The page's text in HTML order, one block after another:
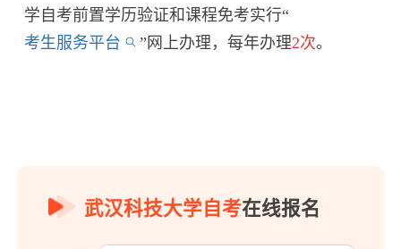
学自考前置学历验证和课程免考实行“
考生服务平台
”网上办理，每年办理2次。
武汉科技大学自考在线报名